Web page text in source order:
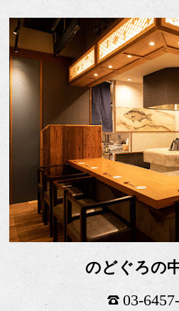
のどぐろの
03-